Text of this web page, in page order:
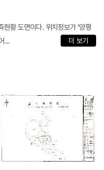
현황 도면이다. 위치정보가 '양평
...
더 보기